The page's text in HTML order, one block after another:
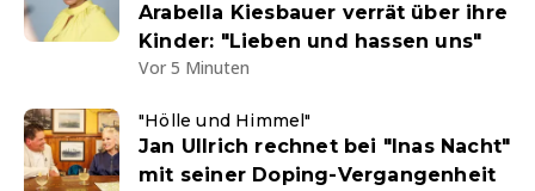
Arabella Kiesbauer verrät über ihre
Kinder: "Lieben und hassen uns"
Vor 5 Minuten
"Hölle und Himmel"
Jan Ullrich rechnet bei "Inas Nacht"
mit seiner Doping-Vergangenheit